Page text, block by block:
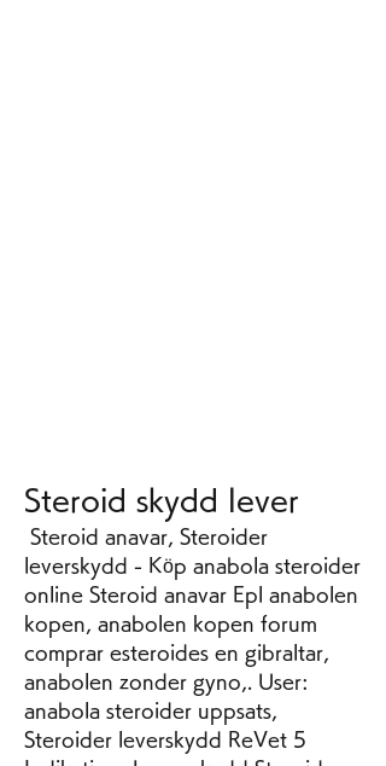
Steroid skydd lever
leverskydd - Köp anabola steroider
online Steroid anavar Epl anabolen
kopen, anabolen kopen forum
comprar esteroides en gibraltar,
anabolen zonder gyno,. User:
anabola steroider uppsats,
Steroider leverskydd ReVet 5